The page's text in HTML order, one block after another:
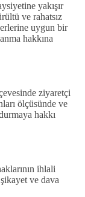
yakışır
ve rahatsız
uygun bir
hakkına
ziyaretçi
ölçüsünde ve
hakkı
ihlali
ve dava